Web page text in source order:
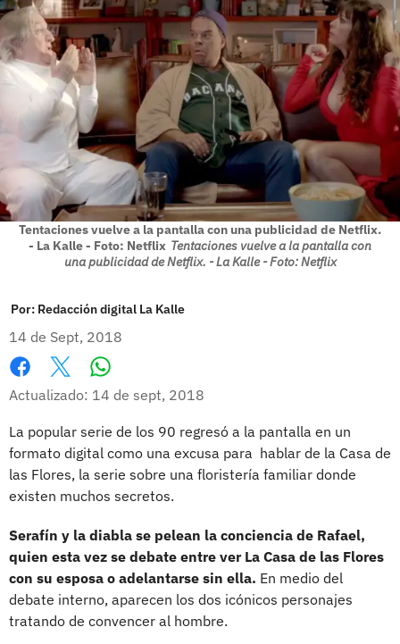
Tentaciones vuelve a la pantalla con una publicidad de Netflix.
- La Kalle - Foto: Netflix Tentaciones vuelve a la pantalla con
una publicidad de Netflix. - La Kalle - Foto: Netflix
Por: Redacción digital La Kalle
14 de Sept, 2018
Facebook
X
Actualizado: 14 de sept, 2018
La popular serie de los 90 regresó a la pantalla en un
formato digital como una excusa para hablar de la Casa de
las Flores, la serie sobre una floristería familiar donde
existen muchos secretos.
Serafín y la diabla se pelean la conciencia de Rafael,
quien esta vez se debate entre ver La Casa de las Flores
con su esposa o adelantarse sin ella. En medio del
debate interno, aparecen los dos icónicos personajes
tratando de convencer al hombre.